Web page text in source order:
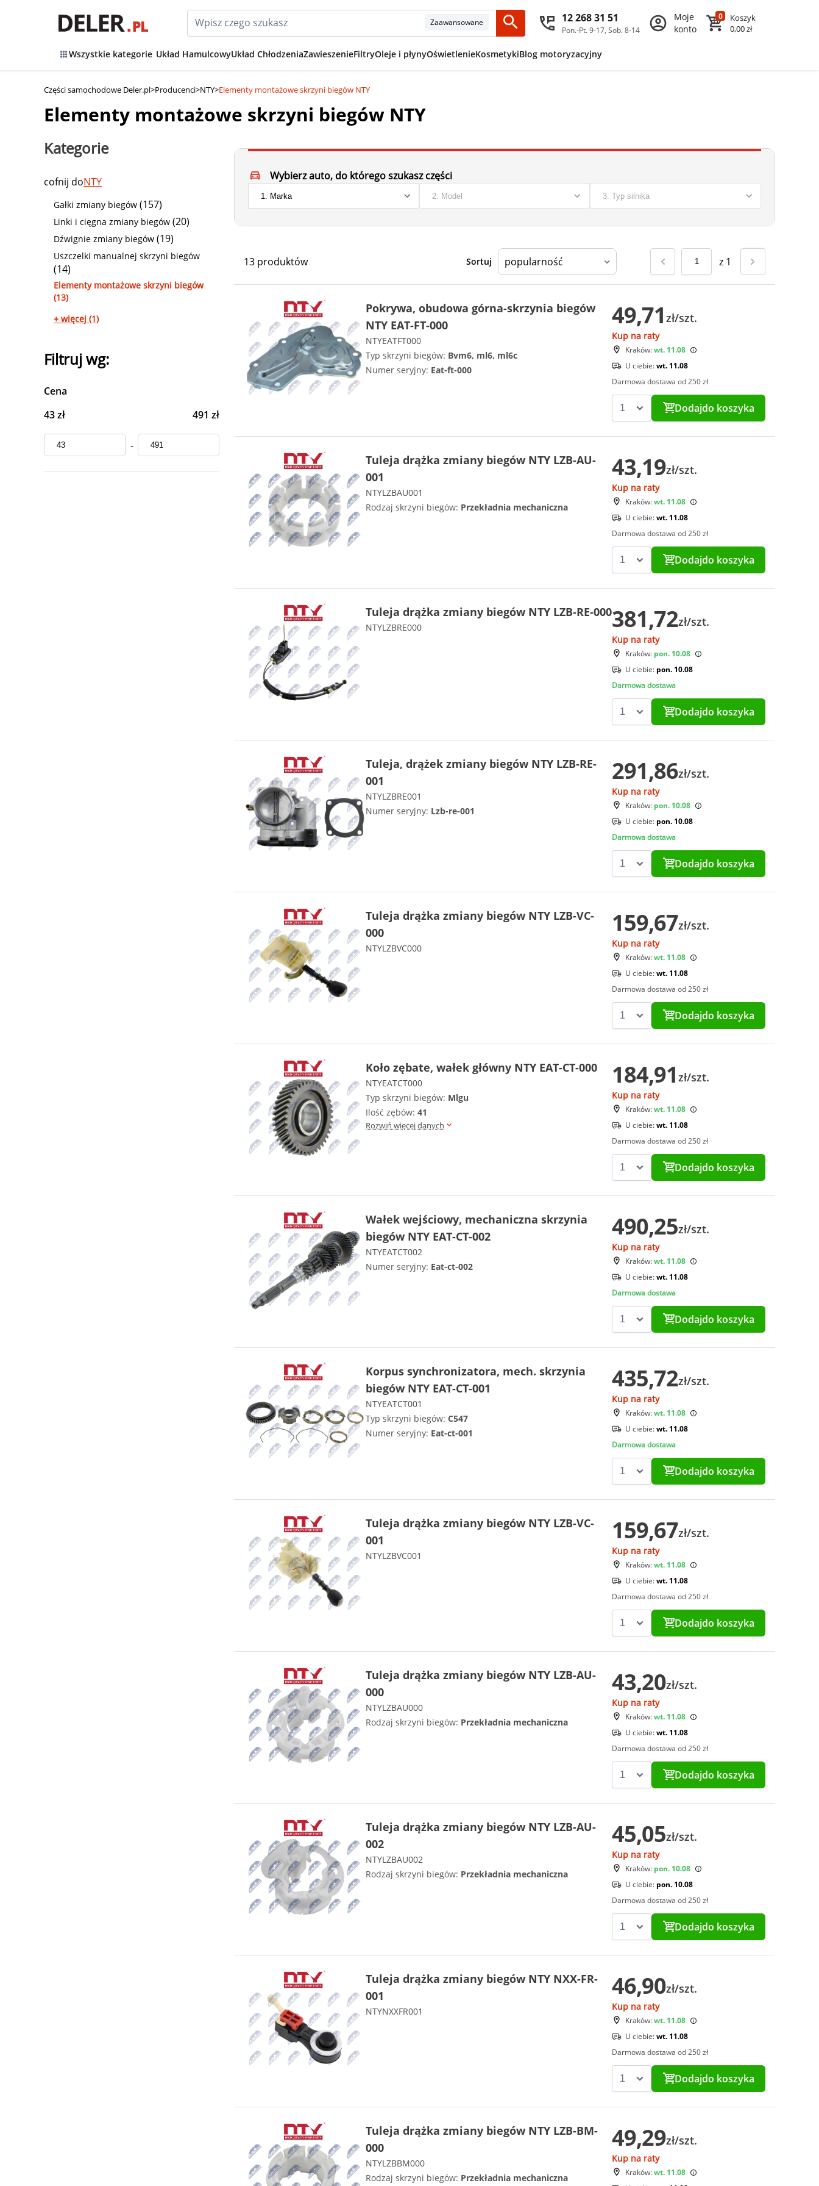
Zaawansowane 12 268 31 51
Pon.-Pt. 9-17, Sob. 8-14
Moje
konto
0
Koszyk
0,00 zł
Wszystkie kategorie Układ HamulcowyUkład ChłodzeniaZawieszenieFiltryOleje i płynyOświetlenieKosmetykiBlog motoryzacyjny
Części samochodowe Deler.pl>Producenci>NTY>Elementy montażowe skrzyni biegów NTY
Elementy montażowe skrzyni biegów NTY
Kategorie
cofnij doNTY
Gałki zmiany biegów (157)
Linki i cięgna zmiany biegów (20)
Dźwignie zmiany biegów (19)
Uszczelki manualnej skrzyni biegów
(14)
Elementy montażowe skrzyni biegów
(13)
+ więcej (1)
Filtruj wg:
Cena
43 zł
491 zł
-
Wybierz auto, do którego szukasz części
13 produktów Sortuj z 1
Pokrywa, obudowa górna-skrzynia biegów
NTY EAT-FT-000
NTYEATFT000
Typ skrzyni biegów: Bvm6, ml6, ml6c
Numer seryjny: Eat-ft-000
49,71 zł/szt.
Kup na raty
Kraków:wt. 11.08
U ciebie:wt. 11.08
Darmowa dostawa od 250 zł
Dodajdo koszyka
Tuleja drążka zmiany biegów NTY LZB-AU-
001
NTYLZBAU001
Rodzaj skrzyni biegów: Przekładnia mechaniczna
43,19zł/szt.
Kup na raty
Kraków:wt. 11.08
U ciebie:wt. 11.08
Darmowa dostawa od 250 zł
Dodajdo koszyka
Tuleja drążka zmiany biegów NTY LZB-RE-000
NTYLZBRE000 381,72zł/szt.
Kup na raty
Kraków: pon. 10.08
U ciebie: pon. 10.08
Darmowa dostawa
Dodajdo koszyka
Tuleja, drążek zmiany biegów NTY LZB-RE-
001
NTYLZBRE001
Numer seryjny: Lzb-re-001
291,86zł/szt.
Kup na raty
Kraków: pon. 10.08
U ciebie: pon. 10.08
Darmowa dostawa
Dodajdo koszyka
Tuleja drążka zmiany biegów NTY LZB-VC-
000
NTYLZBVC000
159,67zł/szt.
Kup na raty
Kraków:wt. 11.08
U ciebie:wt. 11.08
Darmowa dostawa od 250 zł
Dodajdo koszyka
Koło zębate, wałek główny NTY EAT-CT-000
NTYEATCT000
Typ skrzyni biegów: Mlgu
Ilość zębów: 41
Rozwiń więcej danych
184,91 zł/szt.
Kup na raty
Kraków:wt. 11.08
U ciebie:wt. 11.08
Darmowa dostawa od 250 zł
Dodajdo koszyka
Wałek wejściowy, mechaniczna skrzynia
biegów NTY EAT-CT-002
NTYEATCT002
Numer seryjny: Eat-ct-002
490,25zł/szt.
Kup na raty
Kraków:wt. 11.08
U ciebie:wt. 11.08
Darmowa dostawa
Dodajdo koszyka
Korpus synchronizatora, mech. skrzynia
biegów NTY EAT-CT-001
NTYEATCT001
Typ skrzyni biegów: C547
Numer seryjny: Eat-ct-001
435,72zł/szt.
Kup na raty
Kraków:wt. 11.08
U ciebie:wt. 11.08
Darmowa dostawa
Dodajdo koszyka
Tuleja drążka zmiany biegów NTY LZB-VC-
001
NTYLZBVC001
159,67zł/szt.
Kup na raty
Kraków:wt. 11.08
U ciebie:wt. 11.08
Darmowa dostawa od 250 zł
Dodajdo koszyka
Tuleja drążka zmiany biegów NTY LZB-AU-
000
NTYLZBAU000
Rodzaj skrzyni biegów: Przekładnia mechaniczna
43,20zł/szt.
Kup na raty
Kraków:wt. 11.08
U ciebie:wt. 11.08
Darmowa dostawa od 250 zł
Dodajdo koszyka
Tuleja drążka zmiany biegów NTY LZB-AU-
002
NTYLZBAU002
Rodzaj skrzyni biegów: Przekładnia mechaniczna
45,05zł/szt.
Kup na raty
Kraków: pon. 10.08
U ciebie: pon. 10.08
Darmowa dostawa od 250 zł
Dodajdo koszyka
Tuleja drążka zmiany biegów NTY NXX-FR-
001
NTYNXXFR001
46,90zł/szt.
Kup na raty
Kraków:wt. 11.08
U ciebie:wt. 11.08
Darmowa dostawa od 250 zł
Dodajdo koszyka
Tuleja drążka zmiany biegów NTY LZB-BM-
000
NTYLZBBM000
Rodzaj skrzyni biegów: Przekładnia mechaniczna
49,29zł/szt.
Kup na raty
Kraków:wt. 11.08